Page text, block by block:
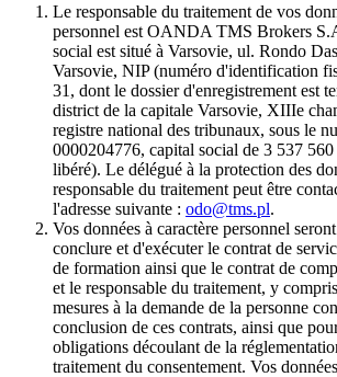
Le responsable du traitement de vos
personnel est OANDA TMS Brokers
social est situé à Varsovie, ul. Rondo
Varsovie, NIP (numéro d'identification
31, dont le dossier d'enregistrement est
district de la capitale Varsovie, XIIIe
registre national des tribunaux, sous le
0000204776, capital social de 3 537
libéré). Le délégué à la protection des
responsable du traitement peut être
l'adresse suivante : odo@tms.pl.
Vos données à caractère personnel
conclure et d'exécuter le contrat de
de formation ainsi que le contrat de
et le responsable du traitement, y
mesures à la demande de la personne
conclusion de ces contrats, ainsi que
obligations découlant de la
traitement du consentement. Vos